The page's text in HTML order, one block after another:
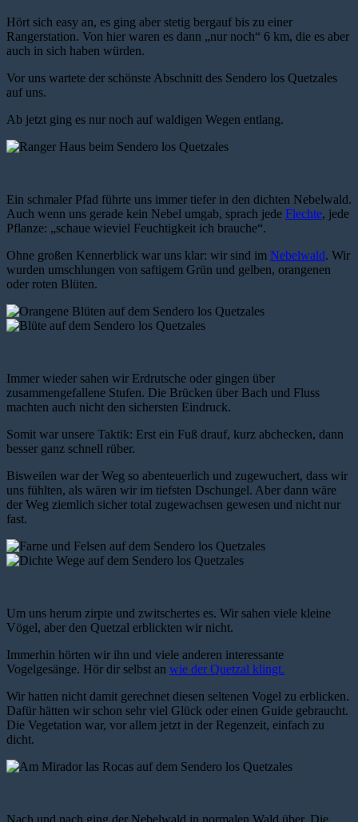
Hört sich easy an, es ging aber stetig bergauf bis zu einer
Rangerstation. Von hier waren es dann „nur noch“ 6 km, die es aber
auch in sich haben würden.
Vor uns wartete der schönste Abschnitt des Sendero los Quetzales
auf uns.
Ab jetzt ging es nur noch auf waldigen Wegen entlang.
Ein schmaler Pfad führte uns immer tiefer in den dichten Nebelwald.
Auch wenn uns gerade kein Nebel umgab, sprach jede Flechte, jede
Pflanze: „schaue wieviel Feuchtigkeit ich brauche“.
Ohne großen Kennerblick war uns klar: wir sind im Nebelwald. Wir
wurden umschlungen von saftigem Grün und gelben, orangenen
oder roten Blüten.
Immer wieder sahen wir Erdrutsche oder gingen über
zusammengefallene Stufen. Die Brücken über Bach und Fluss
machten auch nicht den sichersten Eindruck.
Somit war unsere Taktik: Erst ein Fuß drauf, kurz abchecken, dann
besser ganz schnell rüber.
Bisweilen war der Weg so abenteuerlich und zugewuchert, dass wir
uns fühlten, als wären wir im tiefsten Dschungel. Aber dann wäre
der Weg ziemlich sicher total zugewachsen gewesen und nicht nur
fast.
Um uns herum zirpte und zwitschertes es. Wir sahen viele kleine
Vögel, aber den Quetzal erblickten wir nicht.
Immerhin hörten wir ihn und viele anderen interessante
Vogelgesänge. Hör dir selbst an wie der Quetzal klingt.
Wir hatten nicht damit gerechnet diesen seltenen Vogel zu erblicken.
Dafür hätten wir schon sehr viel Glück oder einen Guide gebraucht.
Die Vegetation war, vor allem jetzt in der Regenzeit, einfach zu
dicht.
Nach und nach ging der Nebelwald in normalen Wald über. Die